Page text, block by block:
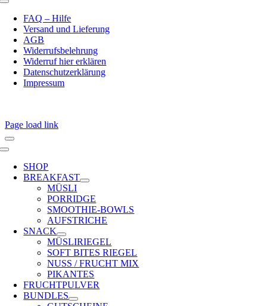
Toggle
NavigationFAQ – Hilfe
Versand und Lieferung
AGB
Widerrufsbelehrung
Widerruf hier erklären
Datenschutzerklärung
Impressum
Page load link
Toggle
Navigation
SHOP
BREAKFAST
MÜSLI
PORRIDGE
SMOOTHIE-BOWLS
AUFSTRICHE
SNACK
MÜSLIRIEGEL
SOFT BITES RIEGEL
NUSS / FRUCHT MIX
PIKANTES
FRUCHTPULVER
BUNDLES